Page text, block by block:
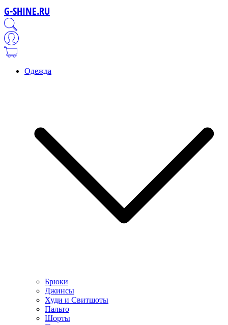
G-SHINE.RU
Одежда
Брюки
Джинсы
Худи и Свитшоты
Пальто
Шорты